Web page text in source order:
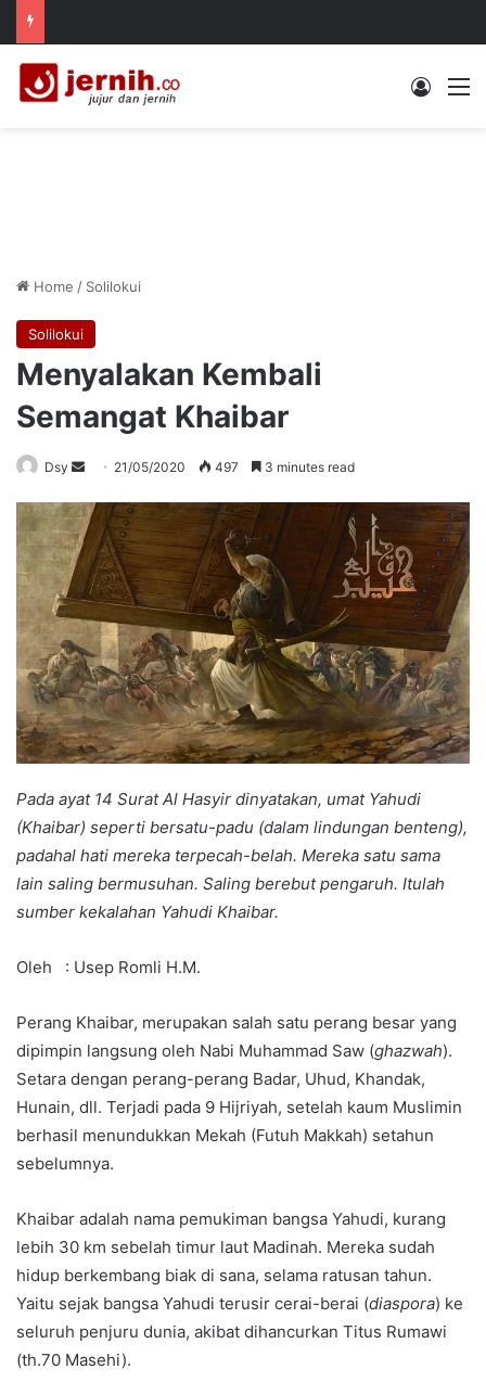
Log In
Home / Solilokui
Solilokui
Menyalakan Kembali
Semangat Khaibar
Dsy
Send
email
21/05/2020 497 3 minutes read
Pada ayat 14 Surat Al Hasyir dinyatakan, umat Yahudi
(Khaibar) seperti bersatu-padu (dalam lindungan benteng),
padahal hati mereka terpecah-belah. Mereka satu sama
lain saling bermusuhan. Saling berebut pengaruh. Itulah
sumber kekalahan Yahudi Khaibar.
Oleh : Usep Romli H.M.
Perang Khaibar, merupakan salah satu perang besar yang
dipimpin langsung oleh Nabi Muhammad Saw (ghazwah).
Setara dengan perang-perang Badar, Uhud, Khandak,
Hunain, dll. Terjadi pada 9 Hijriyah, setelah kaum Muslimin
berhasil menundukkan Mekah (Futuh Makkah) setahun
sebelumnya.
Khaibar adalah nama pemukiman bangsa Yahudi, kurang
lebih 30 km sebelah timur laut Madinah. Mereka sudah
hidup berkembang biak di sana, selama ratusan tahun.
Yaitu sejak bangsa Yahudi terusir cerai-berai (diaspora) ke
seluruh penjuru dunia, akibat dihancurkan Titus Rumawi
(th.70 Masehi).